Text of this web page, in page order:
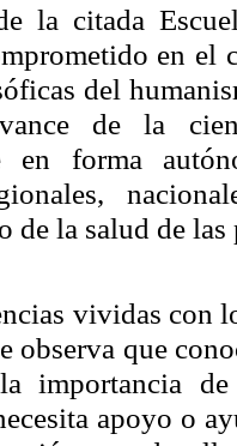
la citada
en el
del
de la
en forma
de la salud de las
vividas con
observa que
importancia
apoyo o